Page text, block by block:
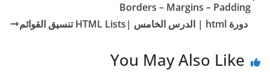
Borders – Margins – Padding
دورة html | الدرس الخامس |HTML Lists تنسيق القوائم
You May Also Like